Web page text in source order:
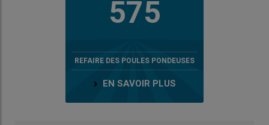
575
REFAIRE DES POULES PONDEUSES
EN SAVOIR PLUS